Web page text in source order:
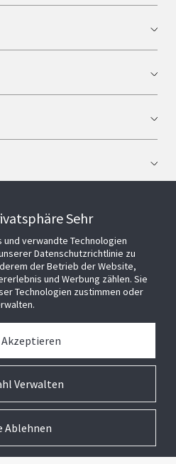
reserved.
Sehr
verwandte Technologien
Datenschutzrichtlinie zu
der Betrieb der Website,
und Werbung zählen. Sie
Technologien zustimmen oder
Verwalten
Ablehnen